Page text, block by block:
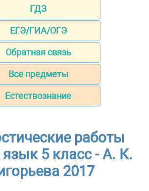
ГДЗ
ЕГЭ/ГИА/ОГЭ
Обратная связь
Все предметы
Естествознание
работы
язык 5 класс - А. К.
2017